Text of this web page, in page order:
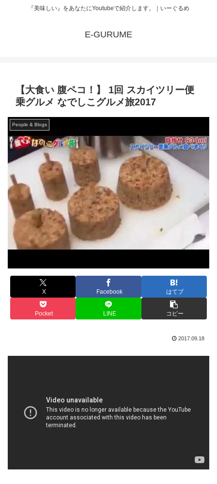
『美味しい』をあなたにYoutubeで紹介します。｜いーぐるめ
E-GURUME
【大食い 腹ペコ！】 1回 スカイツリー便
乗グルメ なでしこグルメ旅2017
People & Blogs
X Facebook はてブ
Pocket LINE コピー
2017.09.18